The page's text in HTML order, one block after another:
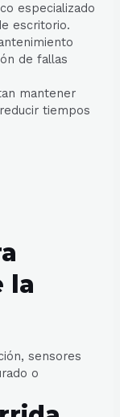
especializado
escritorio.
de fallas
mantener
tiempos
la
sensores
o